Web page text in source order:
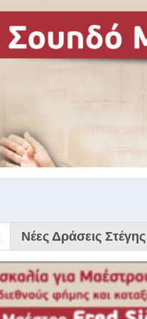
Νέες Δράσεις Στέγης